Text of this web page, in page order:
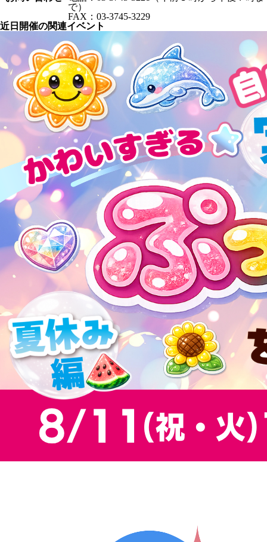
で）
FAX：03-3745-3229
近日開催の関連イベント